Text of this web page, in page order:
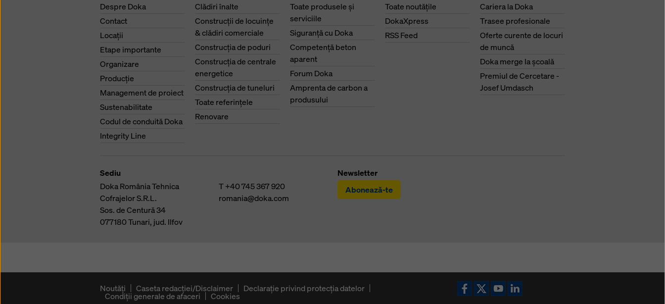
Despre Doka
Contact
Locaţii
Etape importante
Organizare
Producţie
Management de proiect
Sustenabilitate
Codul de conduită Doka
Integrity Line
Clădiri înalte
Construcţii de locuinţe
& clădiri comerciale
Construcţia de poduri
Construcţia de centrale
energetice
Construcţia de tuneluri
Toate referinţele
Renovare
Toate produsele şi
serviciile
Siguranţă cu Doka
Competenţă beton
aparent
Forum Doka
Amprenta de carbon a
produsului
Toate noutăţile
DokaXpress
RSS Feed
Cariera la Doka
Trasee profesionale
Oferte curente de locuri
de muncă
Doka merge la şcoală
Premiul de Cercetare -
Josef Umdasch
Sediu
Doka România Tehnica
Cofrajelor S.R.L.
Sos. de Centură 34
077180Tunari, jud. Ilfov
T+40 745 367 920
romania@doka.com
Newsletter
Abonează-te
Noutăți Caseta redacţiei/Disclaimer Declaraţie privind protecţia datelor
Condiţii generale de afaceri Cookies
Icoană Facebook
Icoană XIcoană YouTube
Icoană LinkedIn